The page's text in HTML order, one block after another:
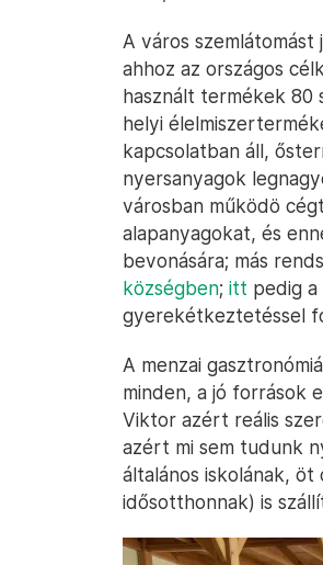
A város
ahhoz az országos
használt termékek 80
helyi
kapcsolatban áll,
nyersanyagok
városban működö
alapanyagokat, és
bevonására; más
községben; itt pedig
gyerekétkeztetéssel
A menzai
minden, a jó források
Viktor azért reális
azért mi sem tudunk
általános iskolának, öt
idősotthonnak) is